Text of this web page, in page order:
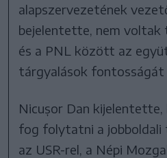
alapszervezetének
bejelentette, nem voltak
és a PNL között az
tárgyalások fontosságát
Nicușor Dan
fog folytatni a jobboldali
az USR-rel, a Népi